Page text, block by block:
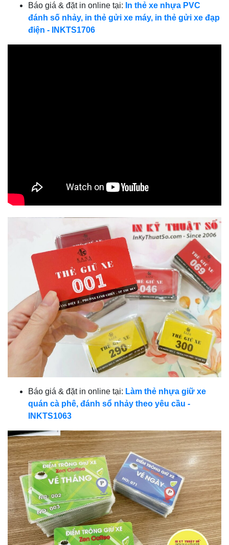
Báo giá & đặt in online tại: In thẻ xe nhựa PVC
đánh số nhảy, in thẻ gửi xe máy, in thẻ gửi xe đạp
điện - INKTS1706
Báo giá & đặt in online tại: Làm thẻ nhựa giữ xe
quán cà phê, đánh sổ nhảy theo yêu cầu -
INKTS1063